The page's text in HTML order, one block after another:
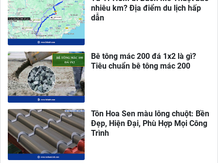
nhiêu km? Địa điểm du lịch hấp
dẫn
Bê tông mác 200 đá 1x2 là gì?
Tiêu chuẩn bê tông mác 200
Tôn Hoa Sen màu lông chuột: Bền
Đẹp, Hiện Đại, Phù Hợp Mọi Công
Trình